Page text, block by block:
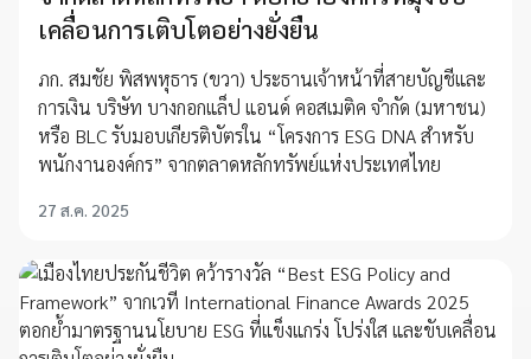
เคลื่อนการเติบโตอย่างยั่งยืน
ภก. สมชัย พิสพหุธาร (ขวา) ประธานเจ้าหน้าที่สายบัญชีและ
การเงิน บริษัท บางกอกแล็ป แอนด์ คอสเมติค จำกัด (มหาชน)
หรือ BLC รับมอบเกียรติบัตรใน “โครงการ ESG DNA สำหรับ
พนักงานองค์กร” จากตลาดหลักทรัพย์แห่งประเทศไทย
27 ส.ค. 2025